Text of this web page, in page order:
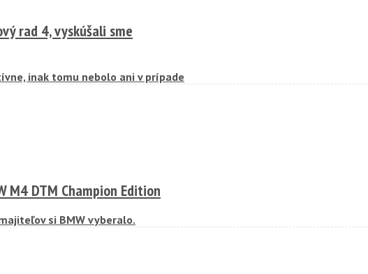
rad 4, vyskúšali sme
inak tomu nebolo ani v prípade
M4 DTM Champion Edition
si BMW vyberalo.